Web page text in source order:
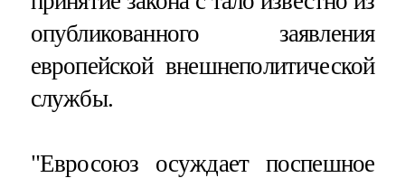
опубликованного заявления
европейской внешнеполитической
службы.
"Евросоюз осуждает поспешное